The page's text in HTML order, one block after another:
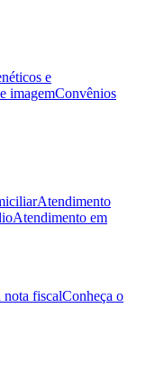
e
imagemConvênios
Atendimento
Atendimento em
nota fiscalConheça o